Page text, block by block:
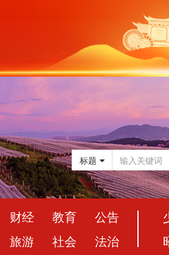
标题
财经 教育
公告
旅游
社会 法治